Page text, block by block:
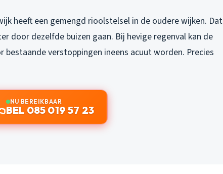
heeft een gemengd rioolstelsel in de oudere wijken. Dat
door dezelfde buizen gaan. Bij hevige regenval kan de
bestaande verstoppingen ineens acuut worden. Precies
NU BEREIKBAAR
BEL 085 019 57 23